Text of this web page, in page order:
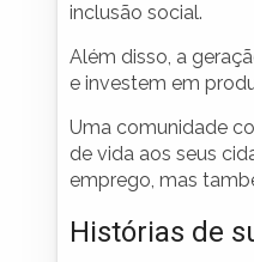
inclusão social.
Além disso, a
e investem em
Uma comunidade
de vida aos seus
emprego, mas
Histórias de